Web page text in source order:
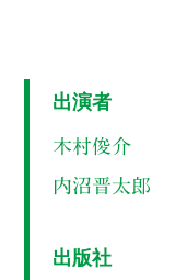
出演者
木村俊介
内沼晋太郎
出版社